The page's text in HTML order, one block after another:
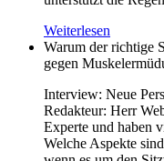
Weiterlesen
Warum der richtige
gegen
Interview: Neue
Redakteur: Herr
Experte und haben
Welche Aspekte